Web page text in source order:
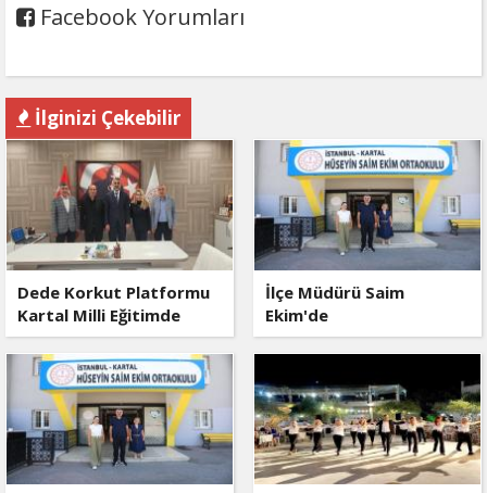
Facebook Yorumları
İlginizi Çekebilir
Dede Korkut Platformu
Kartal Milli Eğitimde
İlçe Müdürü Saim
Ekim'de